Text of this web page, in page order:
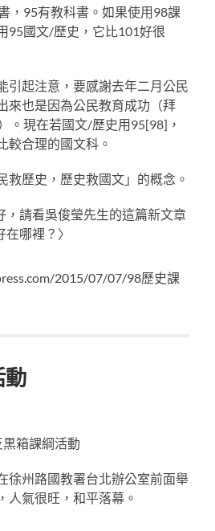
，95有教科書。如果使用98課
95國文/歷史，它比101好很
引起注意，要感謝去年二月公民
來也是因為公民教育成功（拜
。現在若國文/歷史用95[98]，
較合理的國文科。
救歷史，歷史救國文」的概念。
，請看吳俊瑩先生的這篇新文章
在哪裡？〉
2015/07/07/98歷史課
動
黒箱課綱活動
徐州路國教署台北辦公室前面舉
人氣很旺，和平落幕。